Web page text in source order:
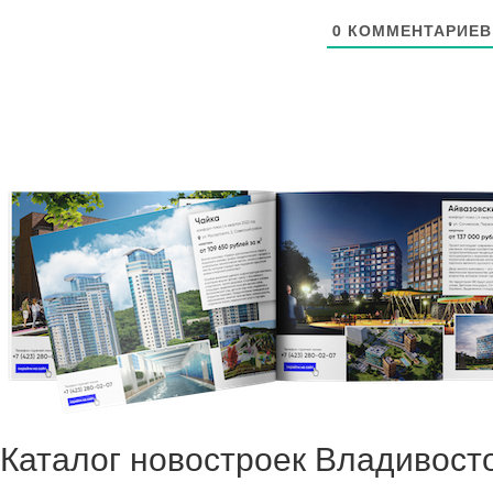
0 КОММЕНТАРИЕВ
Каталог новостроек